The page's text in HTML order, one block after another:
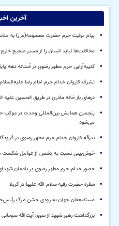
آخرین
پیام تولیت حرم حضرت معصومه(س) به
مخالفت‌ها نباید انسان را از مسیر صحیح
کتیبه‌آرایی حرم مطهر رضوی در آستانه دهه
تشرف کاروان خدام حرم امام رضا
درهای باز خانه مادری در طریق الحسین علیه
پنجمین همایش بین‌المللی وحدت در
می‌شود
بدرقه کاروان خدام حرم مطهر رضوی در
خوش‌بینی نسبت به دشمن از عوامل
حضور خدام حرم مطهر رضوی در یادمان
سفره حضرت رقیه سلام الله علیها در کربلا
مستضعفان جهان به زودی جشن مرگ
بزرگداشت رهبر شهید از سوی آیت‌الله